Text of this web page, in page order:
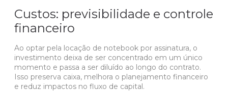
Custos: previsibilidade e controle
financeiro
Ao optar pela locação de notebook por assinatura, o
investimento deixa de ser concentrado em um único
momento e passa a ser diluído ao longo do contrato.
Isso preserva caixa, melhora o planejamento financeiro
e reduz impactos no fluxo de capital.